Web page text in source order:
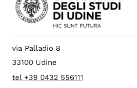
via Palladio 8
33100 Udine
tel +39 0432 556111